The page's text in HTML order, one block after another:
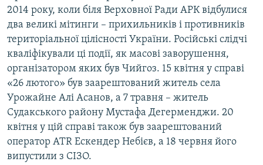
2014 року, коли біля Верховної Ради АРК відбулися
два великі мітинги – прихильників і противників
територіальної цілісності України. Російські слідчі
кваліфікували ці події, як масові заворушення,
організатором яких був Чийгоз. 15 квітня у справі
«26 лютого» був заарештований житель села
Урожайне Алі Асанов, а 7 травня – житель
Судакського району Мустафа Дегерменджи. 20
квітня у цій справі також був заарештований
оператор ATR Ескендер Небієв, а 18 червня його
випустили з СІЗО.